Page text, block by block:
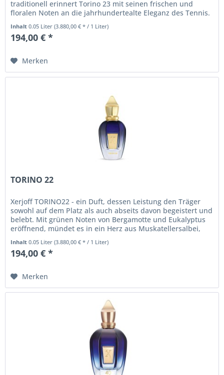
traditionell erinnert Torino 23 mit seinen frischen und
floralen Noten an die jahrhundertealte Eleganz des Tennis.
Torino 23...
Inhalt0.05 Liter(3.880,00 € * / 1 Liter)
194,00 € *
Merken
TORINO 22
Xerjoff TORINO22 - ein Duft, dessen Leistung den Träger
sowohl auf dem Platz als auch abseits davon begeistert und
belebt. Mit grünen Noten von Bergamotte und Eukalyptus
eröffnend, mündet es in ein Herz aus Muskatellersalbei,
Inhalt0.05 Liter(3.880,00 € * / 1 Liter)
194,00 € *
Merken